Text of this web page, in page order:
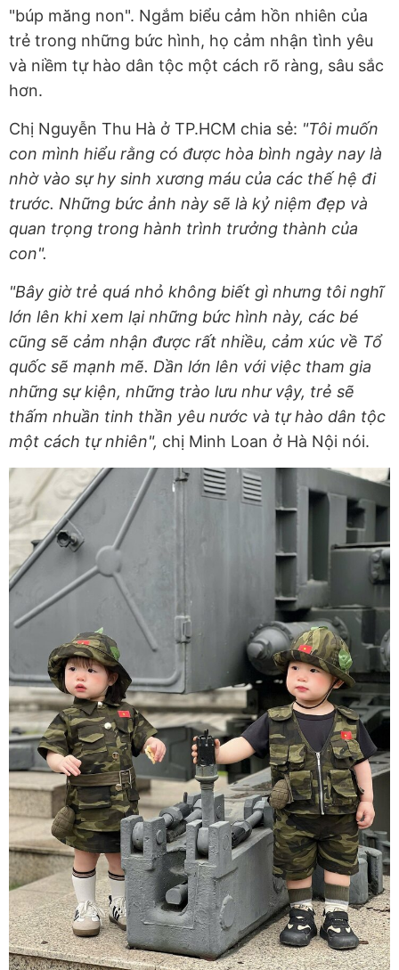
"búp măng non". Ngắm biểu cảm hồn nhiên của
trẻ trong những bức hình, họ cảm nhận tình yêu
và niềm tự hào dân tộc một cách rõ ràng, sâu sắc
hơn.
Chị Nguyễn Thu Hà ở TP.HCM chia sẻ: "Tôi muốn
con mình hiểu rằng có được hòa bình ngày nay là
nhờ vào sự hy sinh xương máu của các thế hệ đi
trước. Những bức ảnh này sẽ là kỷ niệm đẹp và
quan trọng trong hành trình trưởng thành của
con".
"Bây giờ trẻ quá nhỏ không biết gì nhưng tôi nghĩ
lớn lên khi xem lại những bức hình này, các bé
cũng sẽ cảm nhận được rất nhiều, cảm xúc về Tổ
quốc sẽ mạnh mẽ. Dần lớn lên với việc tham gia
những sự kiện, những trào lưu như vậy, trẻ sẽ
thấm nhuần tinh thần yêu nước và tự hào dân tộc
một cách tự nhiên", chị Minh Loan ở Hà Nội nói.